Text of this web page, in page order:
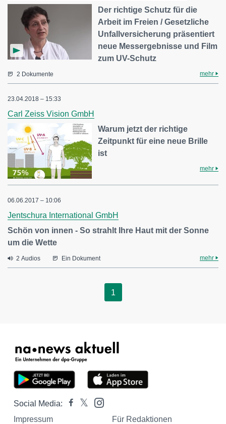
Der richtige Schutz für die
Arbeit im Freien / Gesetzliche
Unfallversicherung präsentiert
neue Messergebnisse und Film
zum UV-Schutz
2 Dokumente mehr
23.04.2018 – 15:33
Carl Zeiss Vision GmbH
Warum jetzt der richtige
Zeitpunkt für eine neue Brille
ist
mehr
06.06.2017 – 10:06
Jentschura International GmbH
Schön von innen - So strahlt Ihre Haut mit der Sonne
um die Wette
2 Audios Ein Dokument mehr
1
Social Media:
Impressum
Für Redaktionen